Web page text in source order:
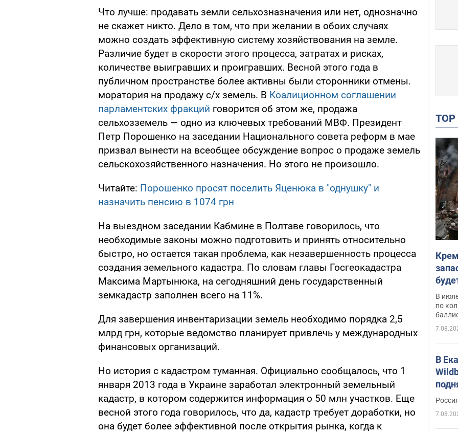
Что лучше: продавать земли сельхозназначения или нет, однозначно
не скажет никто. Дело в том, что при желании в обоих случаях
можно создать эффективную систему хозяйствования на земле.
Различие будет в скорости этого процесса, затратах и рисках,
количестве выигравших и проигравших. Весной этого года в
публичном пространстве более активны были сторонники отмены.
моратория на продажу с/х земель. В Коалиционном соглашении
парламентских фракций говорится об этом же, продажа
сельхозземель — одно из ключевых требований МВФ. Президент
Петр Порошенко на заседании Национального совета реформ в мае
призвал вынести на всеобщее обсуждение вопрос о продаже земель
сельскохозяйственного назначения. Но этого не произошло.
Читайте: Порошенко просят поселить Яценюка в "однушку" и
назначить пенсию в 1074 грн
На выездном заседании Кабмине в Полтаве говорилось, что
необходимые законы можно подготовить и принять относительно
быстро, но остается такая проблема, как незавершенность процесса
создания земельного кадастра. По словам главы Госгеокадастра
Максима Мартынюка, на сегодняшний день государственный
земкадастр заполнен всего на 11%.
Для завершения инвентаризации земель необходимо порядка 2,5
млрд грн, которые ведомство планирует привлечь у международных
финансовых организаций.
Но история с кадастром туманная. Официально сообщалось, что 1
января 2013 года в Украине заработал электронный земельный
кадастр, в котором содержится информация о 50 млн участков. Еще
весной этого года говорилось, что да, кадастр требует доработки, но
она будет более эффективной после открытия рынка, когда к
В
по
В